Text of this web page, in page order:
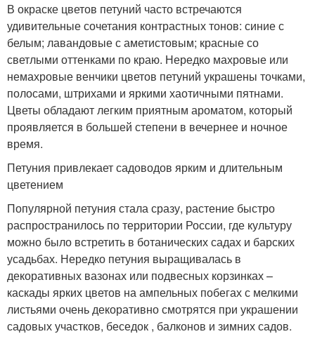
В окраске цветов петуний часто встречаются
удивительные сочетания контрастных тонов: синие с
белым; лавандовые с аметистовым; красные со
светлыми оттенками по краю. Нередко махровые или
немахровые венчики цветов петуний украшены точками,
полосами, штрихами и яркими хаотичными пятнами.
Цветы обладают легким приятным ароматом, который
проявляется в большей степени в вечернее и ночное
время.
Петуния привлекает садоводов ярким и длительным
цветением
Популярной петуния стала сразу, растение быстро
распространилось по территории России, где культуру
можно было встретить в ботанических садах и барских
усадьбах. Нередко петуния выращивалась в
декоративных вазонах или подвесных корзинках –
каскады ярких цветов на ампельных побегах с мелкими
листьями очень декоративно смотрятся при украшении
садовых участков, беседок , балконов и зимних садов.